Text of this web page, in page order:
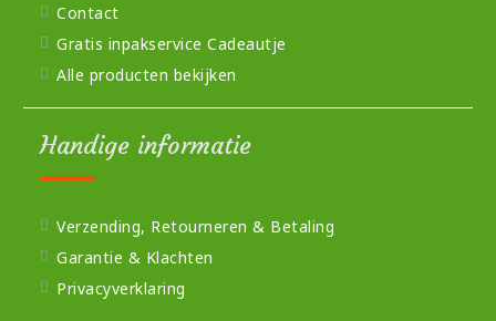
Contact
Gratis inpakservice Cadeautje
Alle producten bekijken
Handige informatie
Verzending, Retourneren & Betaling
Garantie & Klachten
Privacyverklaring